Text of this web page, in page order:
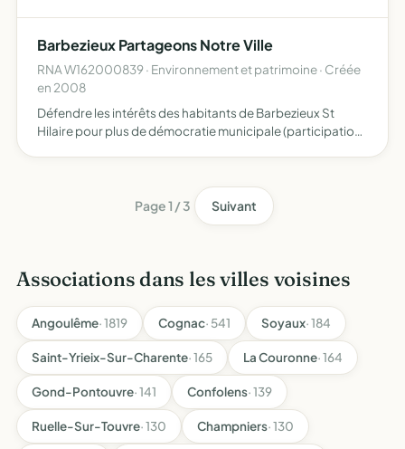
Barbezieux Partageons Notre Ville
RNA W162000839 · Environnement et patrimoine · Créée
en 2008
Défendre les intérêts des habitants de Barbezieux St
Hilaire pour plus de démocratie municipale (participation
Page 1 / 3 Suivant
Associations dans les villes voisines
Angoulême· 1819 Cognac· 541 Soyaux· 184
Saint-Yrieix-Sur-Charente· 165 La Couronne· 164
Gond-Pontouvre· 141 Confolens· 139
Ruelle-Sur-Touvre· 130 Champniers· 130